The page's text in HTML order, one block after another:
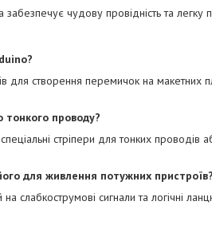
чудову провідність та легку
для створення перемичок на макетних
тонкого проводу?
стріпери для тонких проводів
для живлення потужних пристроїв?
слабкострумові сигнали та логічні